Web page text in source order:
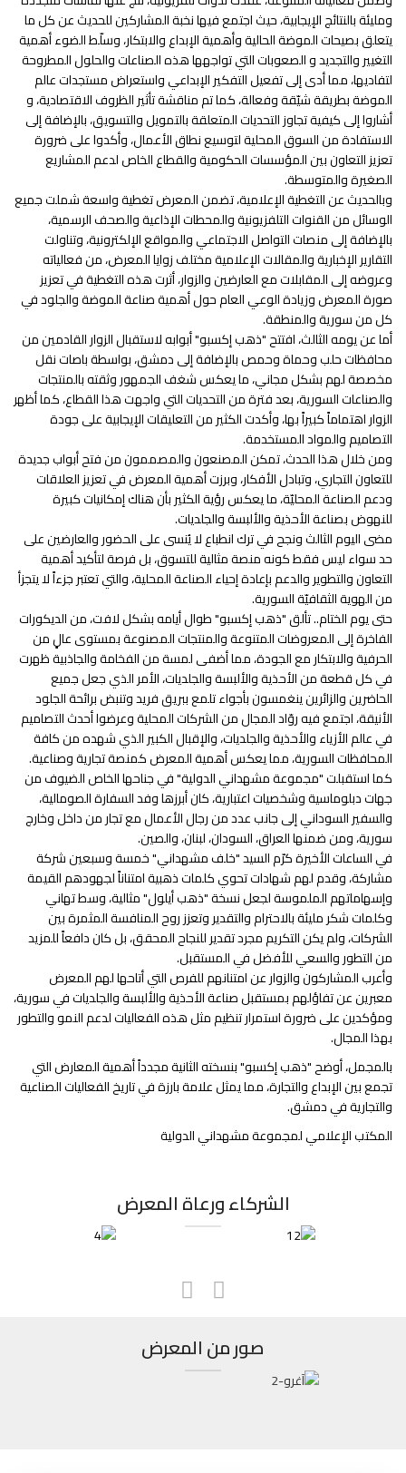
ومليئة بالنتائج الإيجابية، حيث اجتمع فيها نخبة المشاركين للحديث عن كل ما
يتعلق بصيحات الموضة الحالية وأهمية الإبداع والابتكار، وسلّط الضوء أهمية
التغيير والتجديد و الصعوبات التي تواجهها هذه الصناعات والحلول المطروحة
لتفاديها، مما أدى إلى تفعيل التفكير الإبداعي واستعراض مستجدات عالم
الموضة بطريقة شيّقة وفعالة، كما تم مناقشة تأثير الظروف الاقتصادية، و
أشاروا إلى كيفية تجاوز التحديات المتعلقة بالتمويل والتسويق، بالإضافة إلى
الاستفادة من السوق المحلية لتوسيع نطاق الأعمال، وأكدوا على ضرورة
تعزيز التعاون بين المؤسسات الحكومية والقطاع الخاص لدعم المشاريع
الصغيرة والمتوسطة.
وبالحديث عن التغطية الإعلامية، تضمن المعرض تغطية واسعة شملت جميع
الوسائل من القنوات التلفزيونية والمحطات الإذاعية والصحف الرسمية،
بالإضافة إلى منصات التواصل الاجتماعي والمواقع الإلكترونية، وتناولت
التقارير الإخبارية والمقالات الإعلامية مختلف زوايا المعرض، من فعالياته
وعروضه إلى المقابلات مع العارضين والزوار، أثرت هذه التغطية في تعزيز
صورة المعرض وزيادة الوعي العام حول أهمية صناعة الموضة والجلود في
كل من سورية والمنطقة.
أما عن يومه الثالث، افتتح "ذهب إكسبو" أبوابه لاستقبال الزوار القادمين من
محافظات حلب وحماة وحمص بالإضافة إلى دمشق، بواسطة باصات نقل
مخصصة لهم بشكل مجاني، ما يعكس شغف الجمهور وثقته بالمنتجات
والصناعات السورية، بعد فترة من التحديات التي واجهت هذا القطاع، كما أظهر
الزوار اهتماماً كبيراً بها، وأكدت الكثير من التعليقات الإيجابية على جودة
التصاميم والمواد المستخدمة.
ومن خلال هذا الحدث، تمكن المصنعون والمصممون من فتح أبواب جديدة
للتعاون التجاري، وتبادل الأفكار، وبرزت أهمية المعرض في تعزيز العلاقات
ودعم الصناعة المحليّة، ما يعكس رؤية الكثير بأن هناك إمكانيات كبيرة
للنهوض بصناعة الأحذية والألبسة والجلديات.
مضى اليوم الثالث ونجح في ترك انطباع لا يُنسى على الحضور والعارضين على
حد سواء ليس فقط كونه منصة مثالية للتسوق، بل فرصة لتأكيد أهمية
التعاون والتطوير والدعم بإعادة إحياء الصناعة المحلية، والتي تعتبر جزءاً لا يتجزأ
من الهوية الثقافيّة السورية.
حتى يوم الختام.. تألق "ذهب إكسبو" طوال أيامه بشكل لافت، من الديكورات
الفاخرة إلى المعروضات المتنوعة والمنتجات المصنوعة بمستوى عالٍ من
الحرفية والابتكار مع الجودة، مما أضفى لمسة من الفخامة والجاذبية ظهرت
في كل قطعة من الأحذية والألبسة والجلديات، الأمر الذي جعل جميع
الحاضرين والزائرين ينغمسون بأجواء تلمع ببريق فريد وتنبض برائحة الجلود
الأنيقة، اجتمع فيه روّاد المجال من الشركات المحلية وعرضوا أحدث التصاميم
في عالم الأزياء والأحذية والجلديات، والإقبال الكبير الذي شهده من كافة
المحافظات السورية، مما يعكس أهمية المعرض كمنصة تجارية وصناعية.
كما استقبلت "مجموعة مشهداني الدولية" في جناحها الخاص الضيوف من
جهات دبلوماسية وشخصيات اعتبارية، كان أبرزها وفد السفارة الصومالية،
والسفير السوداني إلى جانب عدد من رجال الأعمال مع تجار من داخل وخارج
سورية، ومن ضمنها العراق، السودان، لبنان، والصين.
في الساعات الأخيرة كرّم السيد "خلف مشهداني" خمسة وسبعين شركة
مشاركة، وقدم لهم شهادات تحوي كلمات ذهبية امتناناً لجهودهم القيمة
وإسهاماتهم الملموسة لجعل نسخة "ذهب أيلول" مثالية، وسط تهاني
وكلمات شكر مليئة بالاحترام والتقدير وتعزز روح المنافسة المثمرة بين
الشركات، ولم يكن التكريم مجرد تقدير للنجاح المحقق، بل كان دافعاً للمزيد
من التطور والسعي للأفضل في المستقبل.
وأعرب المشاركون والزوار عن امتنانهم للفرص التي أتاحها لهم المعرض
معبرين عن تفاؤلهم بمستقبل صناعة الأحذية والألبسة والجلديات في سورية،
ومؤكدين على ضرورة استمرار تنظيم مثل هذه الفعاليات لدعم النمو والتطور
بهذا المجال.
بالمجمل، أوضح "ذهب إكسبو" بنسخته الثانية مجدداً أهمية المعارض التي
تجمع بين الإبداع والتجارة، مما يمثل علامة بارزة في تاريخ الفعاليات الصناعية
والتجارية في دمشق.
المكتب الإعلامي لمجموعة مشهداني الدولية
الشركاء ورعاة المعرض
صور من المعرض